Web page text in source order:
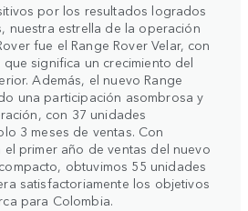
por los resultados logrados
nuestra estrella de la operación
fue el Range Rover Velar, con
significa un crecimiento del
Además, el nuevo Range
una participación asombrosa y
con 37 unidades
3 meses de ventas. Con
primer año de ventas del nuevo
obtuvimos 55 unidades
satisfactoriamente los objetivos
para Colombia.